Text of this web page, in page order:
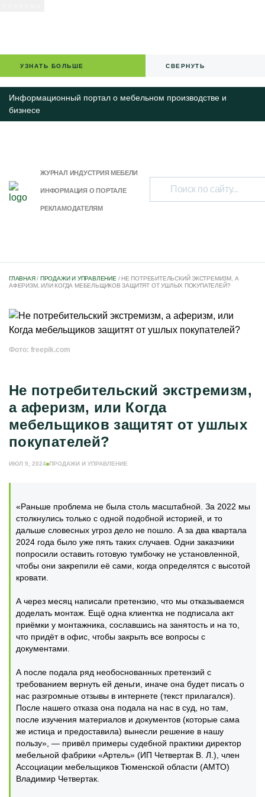
УЗНАТЬ БОЛЬШЕ СВЕРНУТЬ
Информационный портал о мебельном производстве и
бизнесе
ЖУРНАЛ ИНДУСТРИЯ МЕБЕЛИ
ИНФОРМАЦИЯ О ПОРТАЛЕ
РЕКЛАМОДАТЕЛЯМ
ГЛАВНАЯ/ ПРОДАЖИ И УПРАВЛЕНИЕ / НЕ ПОТРЕБИТЕЛЬСКИЙ ЭКСТРЕМИЗМ, А
АФЕРИЗМ, ИЛИ КОГДА МЕБЕЛЬЩИКОВ ЗАЩИТЯТ ОТ УШЛЫХ ПОКУПАТЕЛЕЙ?
Фото: freepik.com
Не потребительский экстремизм,
а аферизм, или Когда
мебельщиков защитят от ушлых
покупателей?
ИЮЛ 9, 2024 ПРОДАЖИ И УПРАВЛЕНИЕ
«Раньше проблема не была столь масштабной. За 2022 мы
столкнулись только с одной подобной историей, и то
дальше словесных угроз дело не пошло. А за два квартала
2024 года было уже пять таких случаев. Одни заказчики
попросили оставить готовую тумбочку не установленной,
чтобы они закрепили её сами, когда определятся с высотой
кровати.
А через месяц написали претензию, что мы отказываемся
доделать монтаж. Ещё одна клиентка не подписала акт
приёмки у монтажника, сославшись на занятость и на то,
что придёт в офис, чтобы закрыть все вопросы с
документами.
А после подала ряд необоснованных претензий с
требованием вернуть ей деньги, иначе она будет писать о
нас разгромные отзывы в интернете (текст прилагался).
После нашего отказа она подала на нас в суд, но там,
после изучения материалов и документов (которые сама
же истица и предоставила) вынесли решение в нашу
пользу», — привёл примеры судебной практики директор
мебельной фабрики «Артель» (ИП Четвертак В. Л.), член
Ассоциации мебельщиков Тюменской области (АМТО)
Владимир Четвертак.